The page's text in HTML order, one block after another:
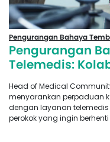
Pengurangan Bahaya
Pengurangan
Telemedis:
Head of Medical
menyarankan perpaduan
dengan layanan
perokok yang ingin berhenti